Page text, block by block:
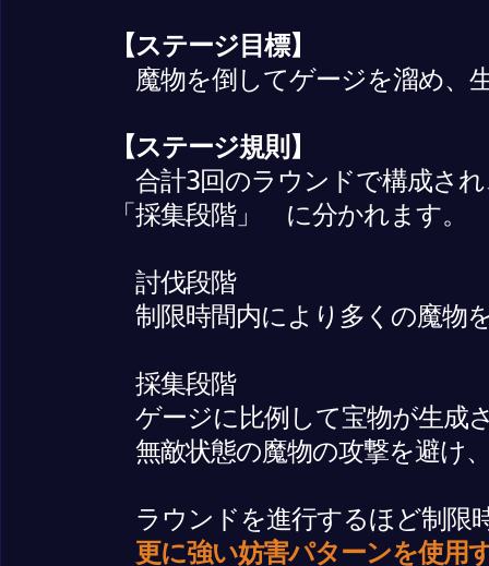
【ステージ目標】
魔物を倒してゲージを溜め、
【ステージ規則】
合計3回のラウンドで構成さ
「採集段階」 に分かれます。
討伐段階
制限時間内により多くの魔物
採集段階
ゲージに比例して宝物が生成
無敵状態の魔物の攻撃を避け
ラウンドを進行するほど制限
更に強い妨害パターンを使用